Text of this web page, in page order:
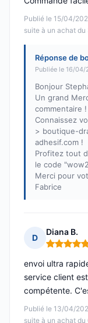
Publié le 15/04/
suite à un achat
Réponse de
Publiée le 16/04/
Bonjour
Un grand
commentaire !
Connaissez
> boutique-
adhesif.com !
Profitez tout
le code
Merci pour
Fabrice
D
Diana B.
Note : 5
Publié le 13/04/
suite à un achat
envoi ultra
service client
compétente.